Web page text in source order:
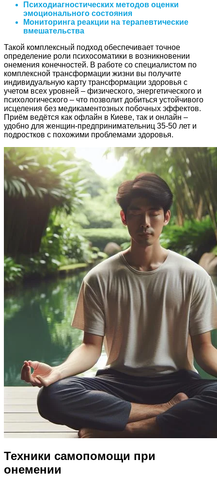
Психодиагностических методов оценки
эмоционального состояния
Мониторинга реакции на терапевтические
вмешательства
Такой комплексный подход обеспечивает точное
определение роли психосоматики в возникновении
онемения конечностей. В работе со специалистом по
комплексной трансформации жизни вы получите
индивидуальную карту трансформации здоровья с
учетом всех уровней – физического, энергетического и
психологического – что позволит добиться устойчивого
исцеления без медикаментозных побочных эффектов.
Приём ведётся как офлайн в Киеве, так и онлайн –
удобно для женщин-предпринимательниц 35-50 лет и
подростков с похожими проблемами здоровья.
Техники самопомощи при
онемении